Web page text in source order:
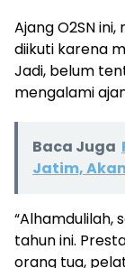
Ajang O2SN
diikuti karena
Jadi, belum
mengalami
Baca Juga
Jatim,
“Alhamdulilah,
tahun ini.
orang tua,